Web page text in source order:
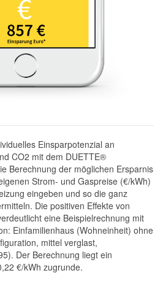
Einsparpotenzial an
CO2 mit dem DUETTE®
Berechnung der möglichen Ersparnis
Strom- und Gaspreise (€/kWh)
eingeben und so die ganz
Die positiven Effekte von
eine Beispielrechnung mit
Einfamilienhaus (Wohneinheit) ohne
mittel verglast,
Der Berechnung liegt ein
€/kWh zugrunde.